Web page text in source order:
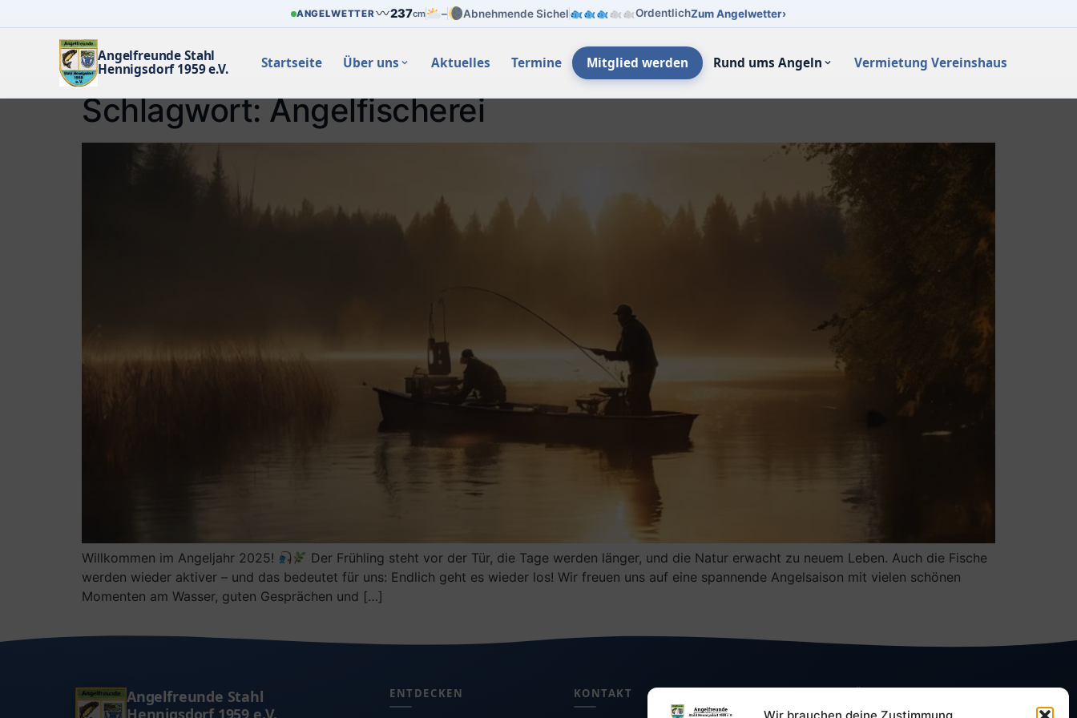
Wir brauchen deine Zustimmung
ANGELWETTER 237cm – Abnehmende Sichel OrdentlichZum Angelwetter›
Angelfreunde Stahl
Hennigsdorf 1959 e.V.
Startseite Über uns Aktuelles Termine Mitglied werden Rund ums Angeln Vermietung Vereinshaus
Schlagwort:Angelfischerei
Willkommen im Angeljahr 2025!
Der Frühling steht vor der Tür, die Tage werden länger, und die Natur erwacht zu neuem Leben. Auch die Fische
werden wieder aktiver – und das bedeutet für uns: Endlich geht es wieder los! Wir freuen uns auf eine spannende Angelsaison mit vielen schönen
Momenten am Wasser, guten Gesprächen und […]
Angelfreunde Stahl
ENTDECKEN KONTAKT